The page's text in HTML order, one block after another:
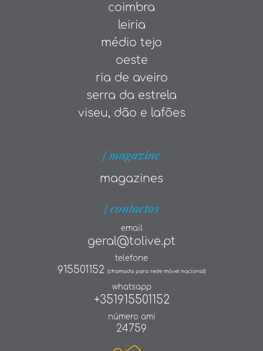
coimbra
leiria
médio tejo
oeste
ria de aveiro
serra da estrela
viseu, dão e lafões
| magazine
magazines
| contactos
email
geral@tolive.pt
telefone
915501152 (chamada para rede móvel nacional)
whatsapp
+351915501152
número ami
24759